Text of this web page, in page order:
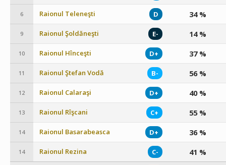
6 Raionul Teleneşti D 34 %
9 Raionul Şoldăneşti E- 14 %
10 Raionul Hînceşti D+ 37 %
11 Raionul Ştefan Vodă B- 56 %
12 Raionul Calaraşi D+ 40 %
13 Raionul Rîşcani C+ 55 %
14 Raionul Basarabeasca D+ 36 %
14 Raionul Rezina C- 41 %